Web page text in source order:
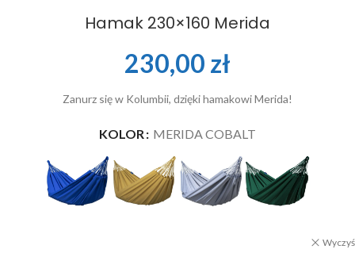
Hamak 230×160 Merida
230,00 zł
Zanurz się w Kolumbii, dzięki hamakowi Merida!
KOLOR MERIDA COBALT